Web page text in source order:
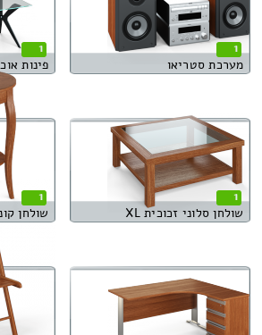
1
מערכת סטריאו
1
פינות אוכל
1
שולחן סלוני זכוכית XL
1
שולחן